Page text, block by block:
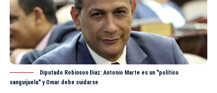
Diputado Robinson Díaz: Antonio Marte es un "político
sanguijuela" y Omar debe cuidarse